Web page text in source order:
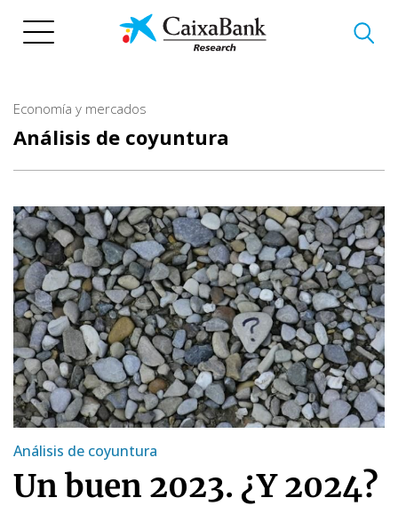
Economía y mercados
Análisis de coyuntura
Análisis de coyuntura
Un buen 2023. ¿Y 2024?